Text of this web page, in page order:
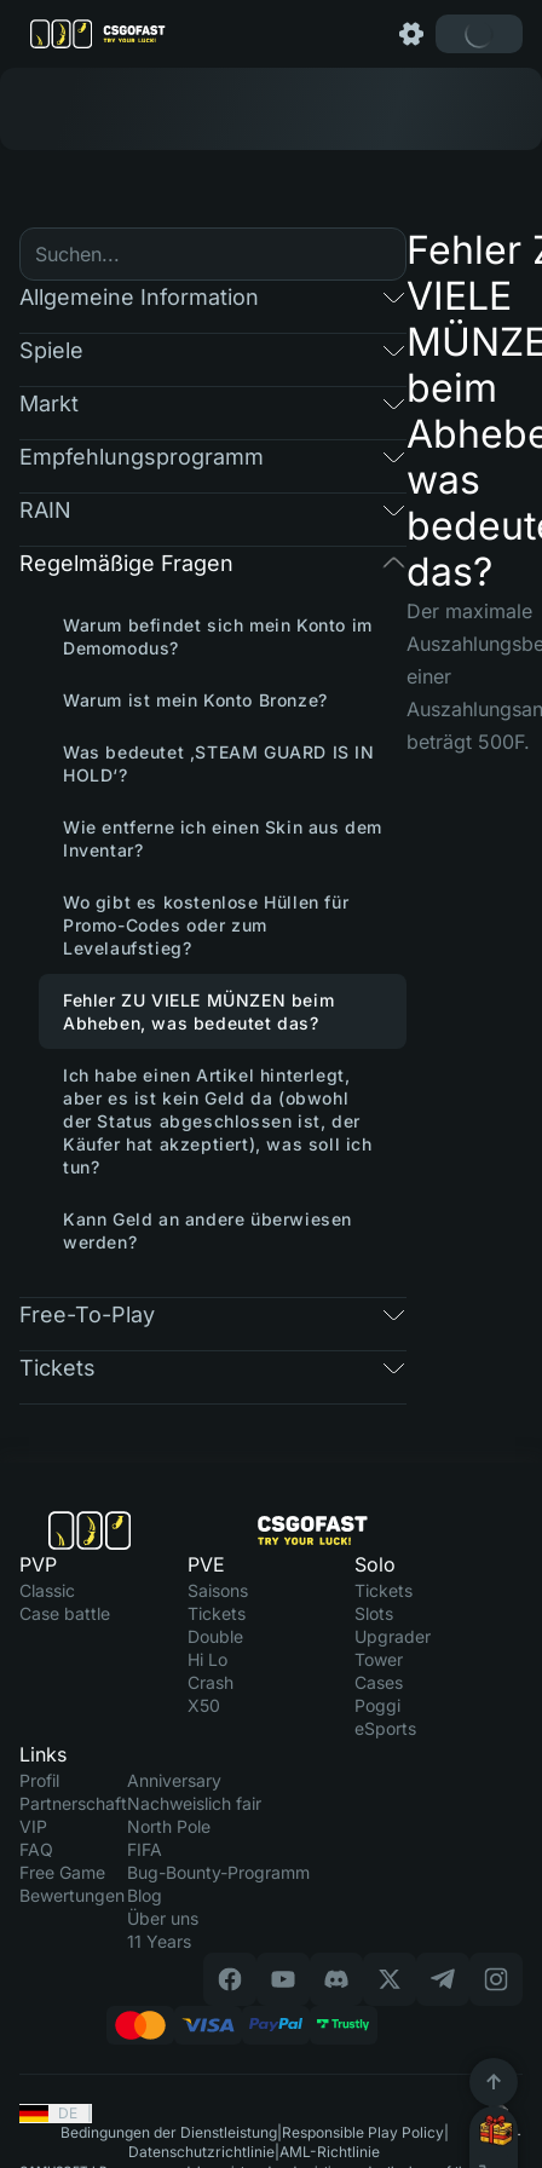
Allgemeine Information
Spiele
Markt
Empfehlungsprogramm
RAIN
Regelmäßige Fragen
Warum befindet sich mein Konto im
Demomodus?
Warum ist mein Konto Bronze?
Was bedeutet ‚STEAM GUARD IS IN
HOLD‘?
Wie entferne ich einen Skin aus dem
Inventar?
Wo gibt es kostenlose Hüllen für
Promo-Codes oder zum
Levelaufstieg?
Fehler ZU VIELE MÜNZEN beim
Abheben, was bedeutet das?
Ich habe einen Artikel hinterlegt,
aber es ist kein Geld da (obwohl
der Status abgeschlossen ist, der
Käufer hat akzeptiert), was soll ich
tun?
Kann Geld an andere überwiesen
werden?
Free-To-Play
Tickets
Fehler
VIELE
beim
was
das?
Der maximale
einer
beträgt 500F.
PVP
Classic
Case battle
PVE
Saisons
Tickets
Double
Hi Lo
Crash
X50
Solo
Tickets
Slots
Upgrader
Tower
Cases
Poggi
eSports
Links
Profil
Partnerschaft
VIP
FAQ
Free Game
Bewertungen
Anniversary
Nachweislich fair
North Pole
FIFA
Bug-Bounty-Programm
Blog
Über uns
11 Years
DE
Bedingungen der Dienstleistung| Responsible Play Policy|
Datenschutzrichtlinie AML-Richtlinie